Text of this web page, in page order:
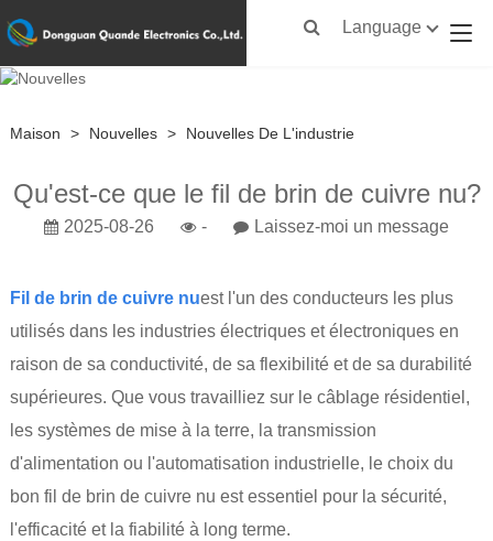
Language
Maison > Nouvelles > Nouvelles De L'industrie
Qu'est-ce que le fil de brin de cuivre nu?
2025-08-26 - Laissez-moi un message
Fil de brin de cuivre nuest l'un des conducteurs les plus
utilisés dans les industries électriques et électroniques en
raison de sa conductivité, de sa flexibilité et de sa durabilité
supérieures. Que vous travailliez sur le câblage résidentiel,
les systèmes de mise à la terre, la transmission
d'alimentation ou l'automatisation industrielle, le choix du
bon fil de brin de cuivre nu est essentiel pour la sécurité,
l'efficacité et la fiabilité à long terme.